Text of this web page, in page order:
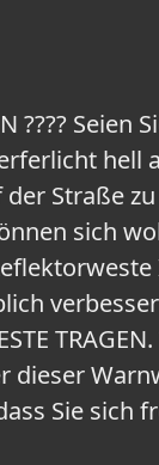
???? Seien
hell
Straße
können sich
dieser
Sie sich